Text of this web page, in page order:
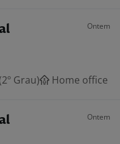
Ontem
Grau) Home office
Ontem